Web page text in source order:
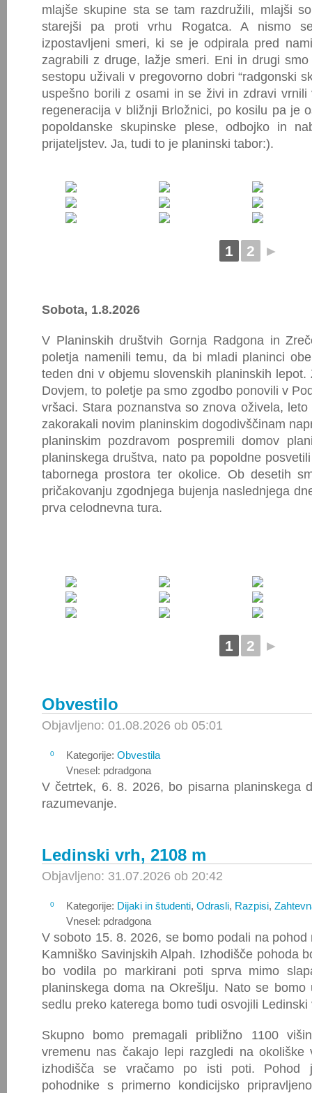
mlajše skupine sta se tam razdružili, mlajši
starejši pa proti vrhu Rogatca. A nismo
izpostavljeni smeri, ki se je odpirala pred
zagrabili z druge, lažje smeri. Eni in drugi
sestopu uživali v pregovorno dobri “radgonski
uspešno borili z osami in se živi in zdravi
regeneracija v bližnji Brložnici, po kosilu pa je
popoldanske skupinske plese, odbojko in
prijateljstev. Ja, tudi to je planinski tabor:).
1 2 ►
Sobota, 1.8.2026
V Planinskih društvih Gornja Radgona in
poletja namenili temu, da bi mladi planinci
teden dni v objemu slovenskih planinskih
Dovjem, to poletje pa smo zgodbo ponovili v
vršaci. Stara poznanstva so znova oživela,
zakorakali novim planinskim dogodivščinam
planinskim pozdravom pospremili domov
planinskega društva, nato pa popoldne
tabornega prostora ter okolice. Ob desetih
pričakovanju zgodnjega bujenja naslednjega
prva celodnevna tura.
1 2 ►
Obvestilo
Objavljeno: 01.08.2026 ob 05:01
0 Kategorije: Obvestila
Vnesel: pdradgona
V četrtek, 6. 8. 2026, bo pisarna planinskega
razumevanje.
Ledinski vrh, 2108 m
Objavljeno: 31.07.2026 ob 20:42
0 Kategorije: Dijaki in študenti, Odrasli, Razpisi,
Vnesel: pdradgona
V soboto 15. 8. 2026, se bomo podali na
Kamniško Savinjskih Alpah. Izhodišče pohoda
bo vodila po markirani poti sprva mimo
planinskega doma na Okrešlju. Nato se bomo
sedlu preko katerega bomo tudi osvojili Ledinski
Skupno bomo premagali približno 1100
vremenu nas čakajo lepi razgledi na okoliške
izhodišča se vračamo po isti poti. Pohod
pohodnike s primerno kondicijsko